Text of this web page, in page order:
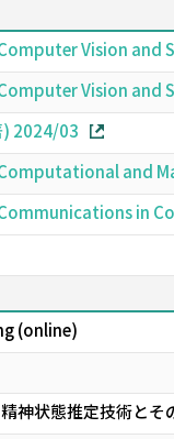
Vision and
Vision and
) 2024/03
and
in
(online)
神状態推定技術と